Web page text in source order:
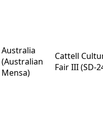
Australia
(Australian
Mensa)
Cattell
Fair III (SD-